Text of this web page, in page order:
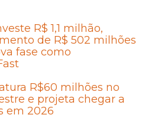
R$ 1,1 milhão,
de R$ 502 milhões
fase como
R$60 milhões no
e projeta chegar a
em 2026